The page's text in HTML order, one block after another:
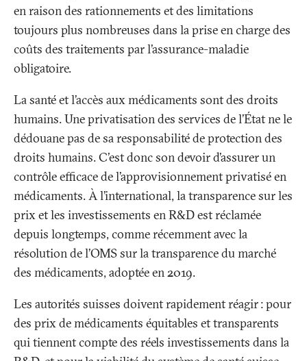
en raison des rationnements et des limitations
toujours plus nombreuses dans la prise en charge des
coûts des traitements par l’assurance-maladie
obligatoire.
La santé et l’accès aux médicaments sont des droits
humains. Une privatisation des services de l’État ne le
dédouane pas de sa responsabilité de protection des
droits humains. C'est donc son devoir d’assurer un
contrôle efficace de l’approvisionnement privatisé en
médicaments. À l’international, la transparence sur les
prix et les investissements en R&D est réclamée
depuis longtemps, comme récemment avec la
résolution de l’OMS sur la transparence du marché
des médicaments, adoptée en 2019.
Les autorités suisses doivent rapidement réagir: pour
des prix de médicaments équitables et transparents
qui tiennent compte des réels investissements dans la